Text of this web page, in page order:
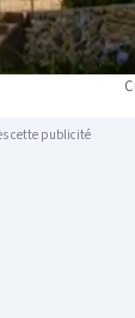
cette publicité